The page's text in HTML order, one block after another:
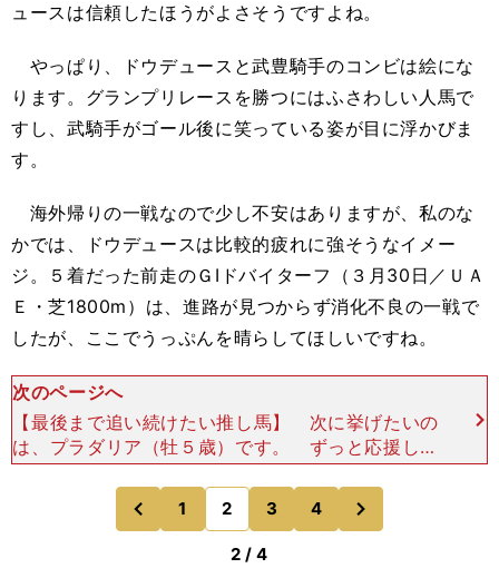
ュースは信頼したほうがよさそうですよね。
やっぱり、ドウデュースと武豊騎手のコンビは絵にな
ります。グランプリレースを勝つにはふさわしい人馬で
すし、武騎手がゴール後に笑っている姿が目に浮かびま
す。
海外帰りの一戦なので少し不安はありますが、私のな
かでは、ドウデュースは比較的疲れに強そうなイメー
ジ。５着だった前走のＧIドバイターフ（３月30日／ＵＡ
Ｅ・芝1800m）は、進路が見つからず消化不良の一戦で
したが、ここでうっぷんを晴らしてほしいですね。
次のページへ
【最後まで追い続けたい推し馬】 次に挙げたいの
は、プラダリア（牡５歳）です。 ずっと応援して
きた１頭ですし、そういう馬は最後まで追い続けた
いと思います。今回、宝塚記念は京都で行なわれま
すが、この馬
前
のページへ
1 2 3 4
のページへ
2 / 4